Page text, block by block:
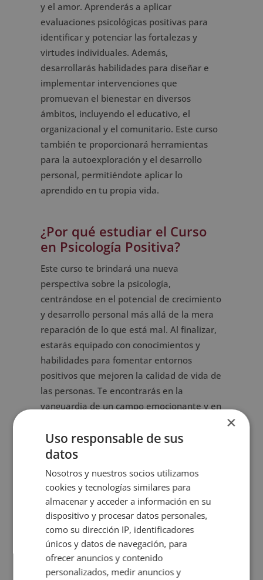
y el amor. Aprenderás a aplicar
evaluaciones psicológicas positivas para
identificar y potenciar las fortalezas y
virtudes individuales. Además,
desarrollarás habilidades para diseñar e
implementar intervenciones que
promuevan el bienestar en diversos
ámbitos, incluyendo el educativo, el
organizacional y el comunitario. Este curso
también te proporcionará herramientas
para la autoexploración y el desarrollo
personal, permitiéndote aplicar lo
aprendido en tu propia vida.
¿Por qué estudiar el Curso
en Psicología Positiva?
Este curso te brindará una nueva
perspectiva sobre la psicología,
centrándose en el potencial de crecimiento
y desarrollo personal más allá de la mera
reparación de lo que está mal. Al finalizar,
estarás equipado con conocimientos y
habilidades para fomentar entornos
positivos que mejoren la calidad de vida de
las personas. Te encontrarás en la
vanguardia de un campo emocionante y en
trabajar en asesoramiento, coaching,
educación, recursos humanos y más.
Nuestro enfoque flexible te permitirá
avanzar en tu carrera y vida personal al
mismo tiempo. ¡Emprende tu camino hacia
la especialización en psicología positiva y
haz una diferencia significativa en el
mundo!
×
Uso responsable de sus
datos
Nosotros y nuestros socios utilizamos
cookies y tecnologías similares para
almacenar y acceder a información en su
dispositivo y procesar datos personales,
como su dirección IP, identificadores
únicos y datos de navegación, para
ofrecer anuncios y contenido
personalizados, medir anuncios y